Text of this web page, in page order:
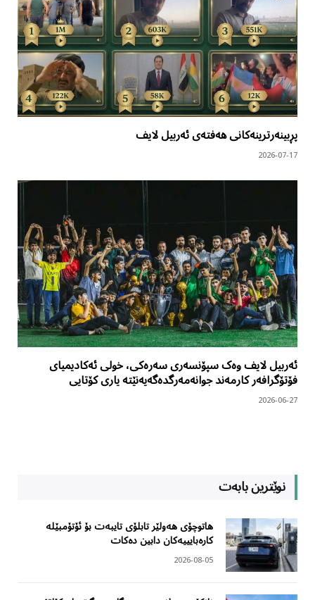
پڕبینەرترینەکانی هەفتەی ئەربیل لایف
2026-07-17
ئەربیل لایف وەک سپۆنسەری سەرەکی، خولی ئەکادیمیای
فۆتۆگرافەر کارمەند جوانەمەرگدەگەیەنێتە یاری کۆتایی
2026-06-27
نوێترین بابەت
هاتوچۆی هەولێر تابلۆی تایبەت بۆ ئۆتۆمبێلە
کارەبایییەکان دابین دەکات
2026-08-05